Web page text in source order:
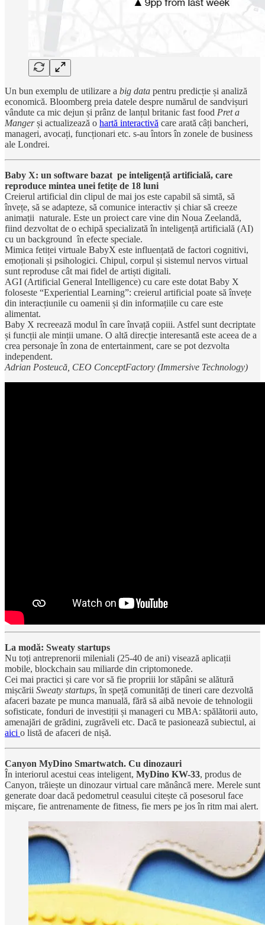
Un bun exemplu de utilizare a big data pentru predicție și analiză
economică. Bloomberg preia datele despre numărul de sandvișuri
vândute ca mic dejun și prânz de lanțul britanic fast food Pret a
Mangerși actualizează o hartă interactivă care arată câți bancheri,
manageri, avocați, funcționari etc. s-au întors în zonele de business
ale Londrei.
Baby X: un software bazat pe inteligență artificială, care
reproduce mintea unei fetițe de 18 luni
Creierul artificial din clipul de mai jos este capabil să simtă, să
învețe, să se adapteze, să comunice interactiv și chiar să creeze
animații naturale. Este un proiect care vine din Noua Zeelandă,
fiind dezvoltat de o echipă specializată în inteligență artificială (AI)
cu un background în efecte speciale.
Mimica fetiței virtuale BabyX este influențată de factori cognitivi,
emoționali și psihologici. Chipul, corpul și sistemul nervos virtual
sunt reproduse cât mai fidel de artiști digitali.
AGI (Artificial General Intelligence) cu care este dotat Baby X
foloseste “Experiential Learning”: creierul artificial poate să învețe
din interacțiunile cu oamenii și din informațiile cu care este
alimentat.
Baby X recreează modul în care învață copiii. Astfel sunt decriptate
și funcții ale minții umane. O altă direcție interesantă este aceea de a
crea personaje în zona de entertainment, care se pot dezvolta
independent.
Adrian Posteucă, CEO ConceptFactory (Immersive Technology)
La modă: Sweaty startups
Nu toți antreprenorii mileniali (25-40 de ani) visează aplicații
mobile, blockchain sau miliarde din criptomonede.
Cei mai practici și care vor să fie propriii lor stăpâni se alătură
mișcării Sweaty startups, în speță comunități de tineri care dezvoltă
afaceri bazate pe munca manuală, fără să aibă nevoie de tehnologii
sofisticate, fonduri de investiții și manageri cu MBA: spălătorii auto,
amenajări de grădini, zugrăveli etc. Dacă te pasionează subiectul, ai
aici o listă de afaceri de nișă.
Canyon MyDino Smartwatch. Cu dinozauri
În interiorul acestui ceas inteligent, MyDino KW-33, produs de
Canyon, trăiește un dinozaur virtual care mănâncă mere. Merele sunt
generate doar dacă pedometrul ceasului citește că posesorul face
mișcare, fie antrenamente de fitness, fie mers pe jos în ritm mai alert.